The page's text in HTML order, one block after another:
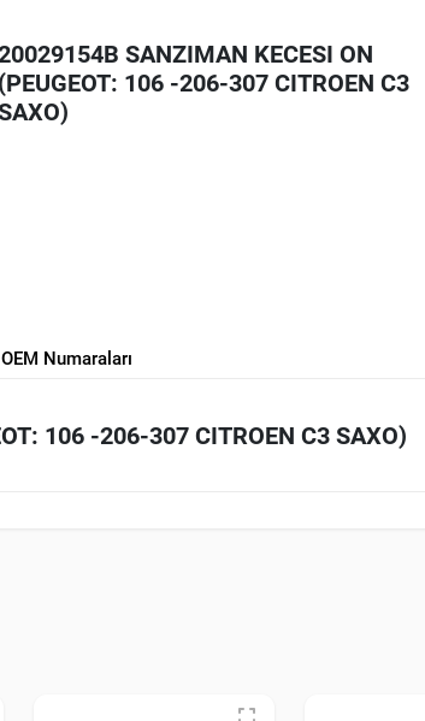
SANZIMAN KECESI ON
(PEUGEOT: 106 -206-307 CITROEN C3
OEM Numaraları
106 -206-307 CITROEN C3 SAXO)